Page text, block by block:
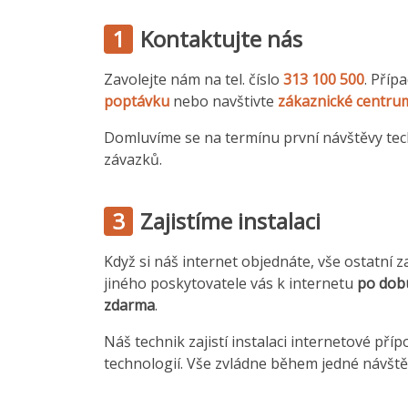
1 Kontaktujte nás
Zavolejte nám na tel. číslo 313 100 500.
poptávku nebo navštivte zákaznické
Domluvíme se na termínu první návštěvy
závazků.
3 Zajistíme instalaci
Když si náš internet objednáte, vše ostatní
jiného poskytovatele vás k internetu po
zdarma.
Náš technik zajistí instalaci internetové
technologií. Vše zvládne během jedné